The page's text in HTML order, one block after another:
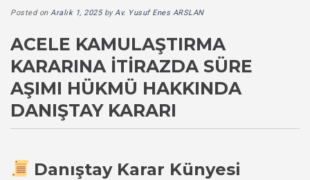
Posted on Aralık 1, 2025byAv. Yusuf Enes ARSLAN
ACELE KAMULAŞTIRMA
KARARINA İTIRAZDA SÜRE
AŞIMI HÜKMÜ HAKKINDA
DANIŞTAY KARARI
Danıştay Karar Künyesi